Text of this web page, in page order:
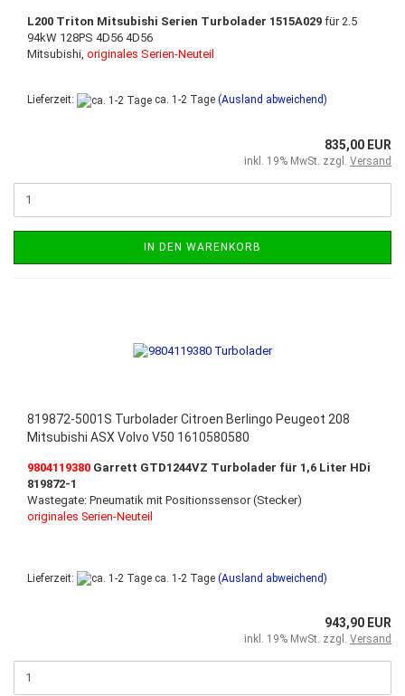
L200 Triton Mitsubishi Serien Turbolader 1515A029 für 2.5
94kW 128PS 4D56 4D56
Mitsubishi, originales Serien-Neuteil
Lieferzeit: ca. 1-2 Tage (Ausland abweichend)
835,00 EUR
inkl. 19% MwSt. zzgl. Versand
IN DEN WARENKORB
819872-5001S Turbolader Citroen Berlingo Peugeot 208
Mitsubishi ASX Volvo V50 1610580580
9804119380 Garrett GTD1244VZ Turbolader für 1,6 Liter HDi
819872-1
Wastegate: Pneumatik mit Positionssensor (Stecker)
originales Serien-Neuteil
Lieferzeit: ca. 1-2 Tage (Ausland abweichend)
943,90 EUR
inkl. 19% MwSt. zzgl. Versand